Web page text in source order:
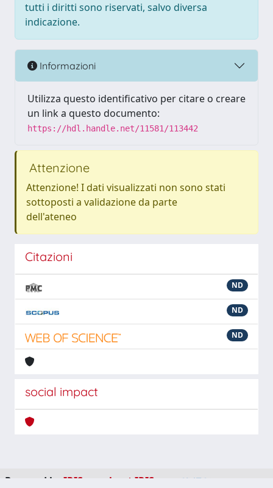
tutti i diritti sono riservati, salvo diversa
indicazione.
Informazioni
Utilizza questo identificativo per citare o creare
un link a questo documento:
https://hdl.handle.net/11581/113442
Attenzione
Attenzione! I dati visualizzati non sono stati
sottoposti a validazione da parte
dell'ateneo
Citazioni
ND
ND
ND
social impact
Powered by IRIS about IRIS